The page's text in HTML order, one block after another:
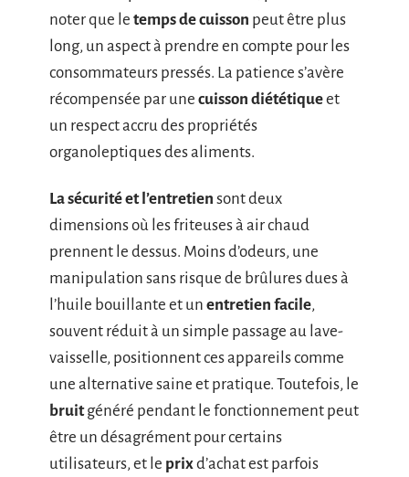
noter que le temps de cuisson peut être plus
long, un aspect à prendre en compte pour les
consommateurs pressés. La patience s’avère
récompensée par une cuisson diététiqueet
un respect accru des propriétés
organoleptiques des aliments.
La sécurité et l’entretien sont deux
dimensions où les friteuses à air chaud
prennent le dessus. Moins d’odeurs, une
manipulation sans risque de brûlures dues à
l’huile bouillante et un entretien facile,
souvent réduit à un simple passage au lave-
vaisselle, positionnent ces appareils comme
une alternative saine et pratique. Toutefois, le
bruitgénéré pendant le fonctionnement peut
être un désagrément pour certains
utilisateurs, et le prixd’achat est parfois